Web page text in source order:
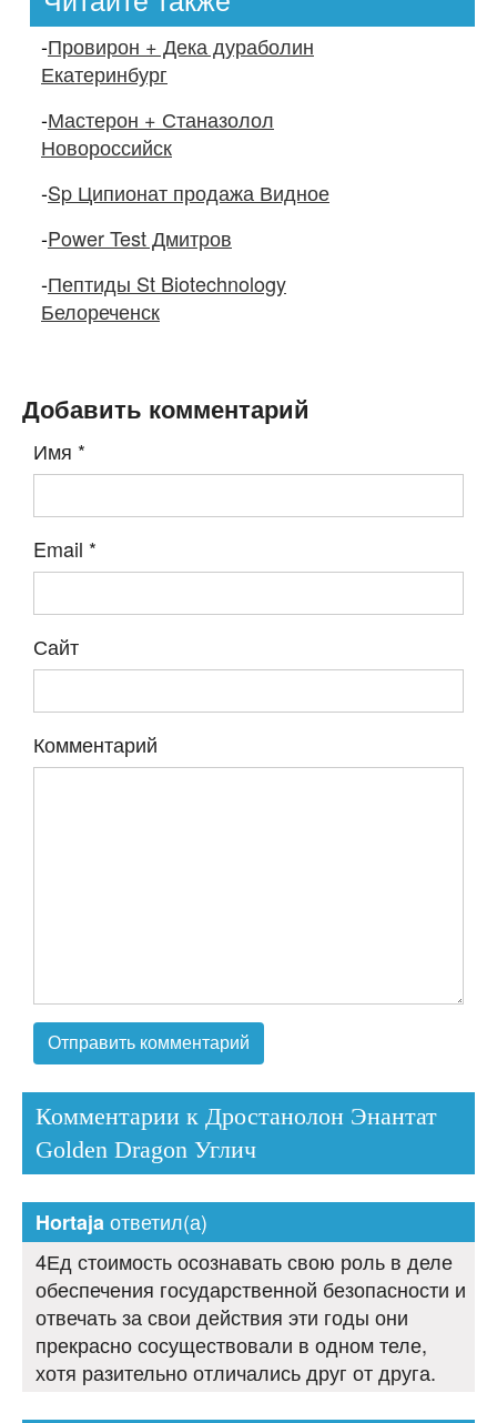
-Провирон + Дека дураболин
Екатеринбург
-Мастерон + Станазолол
Новороссийск
-Sp Ципионат продажа Видное
-Power Test Дмитров
-Пептиды St Biotechnology
Белореченск
Добавить комментарий
Имя *
Email *
Сайт
Комментарий
Комментарии к Дростанолон Энантат
Golden Dragon Углич
Hortajaответил(а)
4Ед стоимость осознавать свою роль в деле
обеспечения государственной безопасности и
отвечать за свои действия эти годы они
прекрасно сосуществовали в одном теле,
хотя разительно отличались друг от друга.